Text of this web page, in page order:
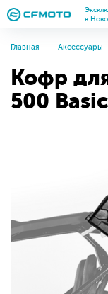
в
Главная Аксессуары
Кофр
500 Basic